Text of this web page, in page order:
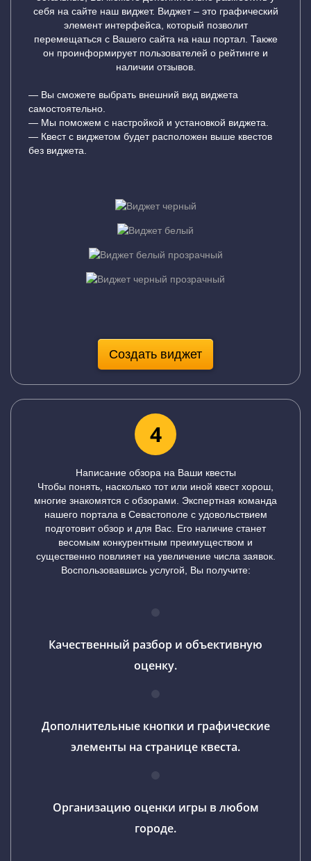
себя на сайте наш виджет. Виджет – это графический
элемент интерфейса, который позволит
перемещаться с Вашего сайта на наш портал. Также
он проинформирует пользователей о рейтинге и
наличии отзывов.
— Вы сможете выбрать внешний вид виджета
самостоятельно.
— Мы поможем с настройкой и установкой виджета.
— Квест с виджетом будет расположен выше квестов
без виджета.
Создать виджет
4
Написание обзора на Ваши квесты
Чтобы понять, насколько тот или иной квест хорош,
многие знакомятся с обзорами. Экспертная команда
нашего портала в Севастополе с удовольствием
подготовит обзор и для Вас. Его наличие станет
весомым конкурентным преимуществом и
существенно повлияет на увеличение числа заявок.
Воспользовавшись услугой, Вы получите:
Качественный разбор и объективную
оценку.
Дополнительные кнопки и графические
элементы на странице квеста.
Организацию оценки игры в любом
городе.